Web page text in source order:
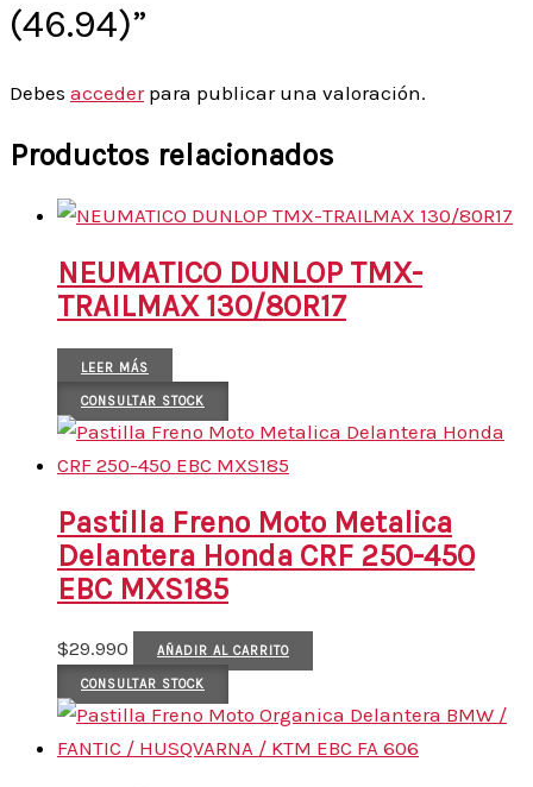
(46.94)”
Debes accederpara publicar una valoración.
Productos relacionados
NEUMATICO DUNLOP TMX-
TRAILMAX 130/80R17
LEER MÁS
CONSULTAR STOCK
Pastilla Freno Moto Metalica
Delantera Honda CRF 250-450
EBC MXS185
$29.990 AÑADIR AL CARRITO
CONSULTAR STOCK